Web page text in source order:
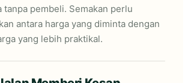
tanpa pembeli. Semakan perlu
antara harga yang diminta dengan
yang lebih praktikal.